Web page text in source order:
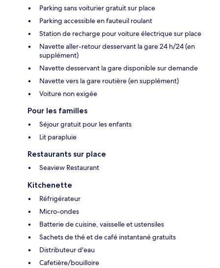
Parking sans voiturier gratuit sur place
Parking accessible en fauteuil roulant
Station de recharge pour voiture électrique sur place
Navette aller-retour desservant la gare 24 h/24 (en
supplément)
Navette desservant la gare disponible sur demande
Navette vers la gare routière (en supplément)
Voiture non exigée
Pour les familles
Séjour gratuit pour les enfants
Lit parapluie
Restaurants sur place
Seaview Restaurant
Kitchenette
Réfrigérateur
Micro-ondes
Batterie de cuisine, vaisselle et ustensiles
Sachets de thé et de café instantané gratuits
Distributeur d'eau
Cafetière/bouilloire